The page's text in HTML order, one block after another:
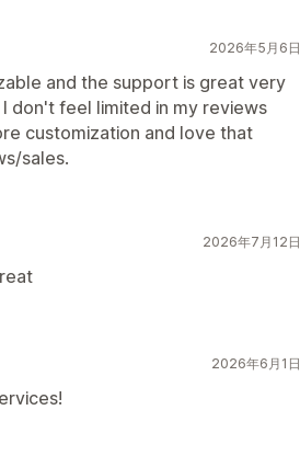
2026年5月6日
and the support is great very
don't feel limited in my reviews
customization and love that
sales.
2026年7月12日
2026年6月1日